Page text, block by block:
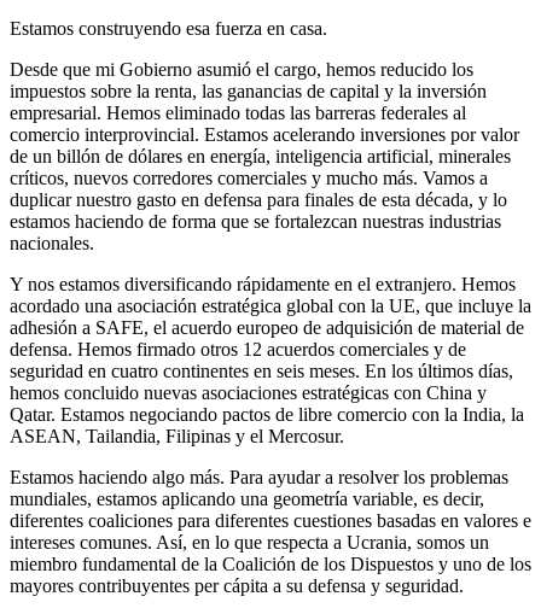
Estamos construyendo esa fuerza en casa.
Desde que mi Gobierno asumió el cargo, hemos reducido los
impuestos sobre la renta, las ganancias de capital y la inversión
empresarial. Hemos eliminado todas las barreras federales al
comercio interprovincial. Estamos acelerando inversiones por valor
de un billón de dólares en energía, inteligencia artificial, minerales
críticos, nuevos corredores comerciales y mucho más. Vamos a
duplicar nuestro gasto en defensa para finales de esta década, y lo
estamos haciendo de forma que se fortalezcan nuestras industrias
nacionales.
Y nos estamos diversificando rápidamente en el extranjero. Hemos
acordado una asociación estratégica global con la UE, que incluye la
adhesión a SAFE, el acuerdo europeo de adquisición de material de
defensa. Hemos firmado otros 12 acuerdos comerciales y de
seguridad en cuatro continentes en seis meses. En los últimos días,
hemos concluido nuevas asociaciones estratégicas con China y
Qatar. Estamos negociando pactos de libre comercio con la India, la
ASEAN, Tailandia, Filipinas y el Mercosur.
Estamos haciendo algo más. Para ayudar a resolver los problemas
mundiales, estamos aplicando una geometría variable, es decir,
diferentes coaliciones para diferentes cuestiones basadas en valores e
intereses comunes. Así, en lo que respecta a Ucrania, somos un
miembro fundamental de la Coalición de los Dispuestos y uno de los
mayores contribuyentes per cápita a su defensa y seguridad.